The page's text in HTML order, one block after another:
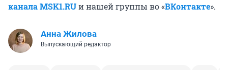
канала MSK1.RUи нашей группы во «ВКонтакте».
Анна Жилова
Выпускающий редактор